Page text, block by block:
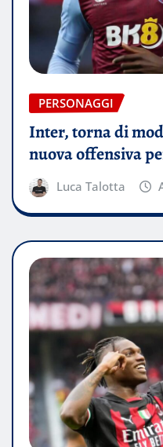
PERSONAGGI
Inter, torna di
nuova offensiva
Luca Talotta